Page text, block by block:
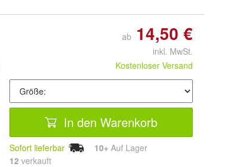
ab 14,50 €
inkl. MwSt.
Kostenloser Versand
In den Warenkorb
Sofort lieferbar 10+ Auf Lager
12 verkauft